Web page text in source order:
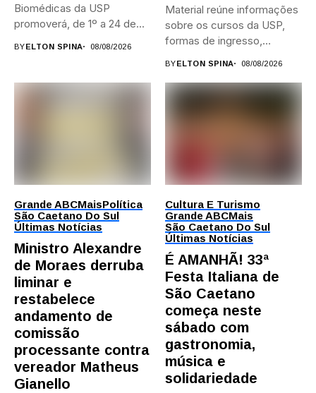
Biomédicas da USP
promoverá, de 1º a 24 de...
BYELTON SPINA 08/08/2026
Material reúne informações
sobre os cursos da USP,
formas de ingresso,
BYELTON SPINA 08/08/2026
Grande ABCMaisPolítica
São Caetano Do Sul
Últimas Notícias
Ministro Alexandre
de Moraes derruba
liminar e
restabelece
andamento de
comissão
processante contra
vereador Matheus
Gianello
Cultura E Turismo
Grande ABCMais
São Caetano Do Sul
Últimas Notícias
É AMANHÃ! 33ª
Festa Italiana de
São Caetano
começa neste
sábado com
gastronomia,
música e
solidariedade